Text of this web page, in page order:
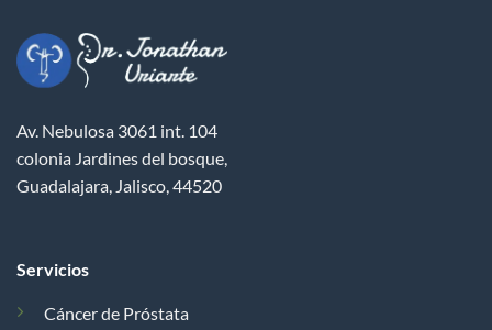
Av. Nebulosa 3061 int. 104
colonia Jardines del bosque,
Guadalajara, Jalisco, 44520
Servicios
Cáncer de Próstata